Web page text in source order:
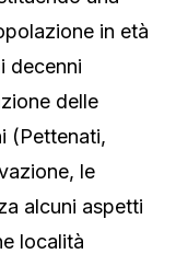
in età
decenni
delle
(Pettenati,
le
alcuni aspetti
località